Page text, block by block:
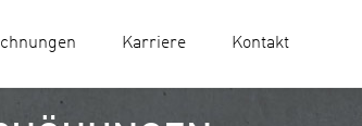
Karriere Kontakt